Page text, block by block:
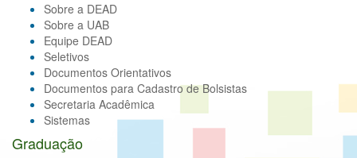
Sobre a DEAD
Sobre a UAB
Equipe DEAD
Seletivos
Documentos Orientativos
Documentos para Cadastro de Bolsistas
Secretaria Acadêmica
Sistemas
Graduação